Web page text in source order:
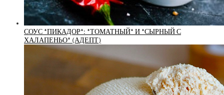
СОУС *ПИКАДОР*: *ТОМАТНЫЙ* И *СЫРНЫЙ С
ХАЛАПЕНЬО* (АДЕПТ)